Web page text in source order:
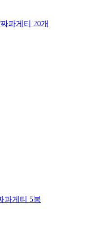
파게티 20개
파게티 5봉